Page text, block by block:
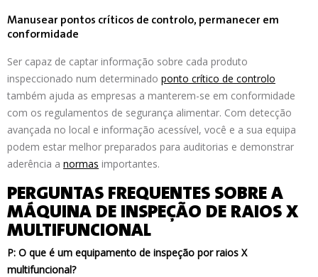
Manusear pontos críticos de controlo, permanecer em
conformidade
Ser capaz de captar informação sobre cada produto
inspeccionado num determinado ponto crítico de controlo
também ajuda as empresas a manterem-se em conformidade
com os regulamentos de segurança alimentar. Com detecção
avançada no local e informação acessível, você e a sua equipa
podem estar melhor preparados para auditorias e demonstrar
aderência a normas importantes.
PERGUNTAS FREQUENTES SOBRE A
MÁQUINA DE INSPEÇÃO DE RAIOS X
MULTIFUNCIONAL
P: O que é um equipamento de inspeção por raios X
multifuncional?